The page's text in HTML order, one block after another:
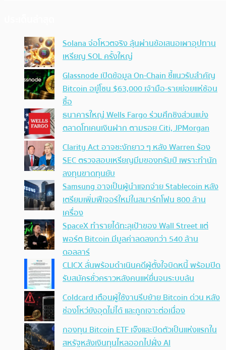
Solana จ่อโหวตจริง ลุ้นผ่านข้อเสนอเผาอุปทาน
เหรียญ SOL ครั้งใหญ่
Glassnode เปิดข้อมูล On-Chain ชี้แนวรับสำคัญ
Bitcoin อยู่โซน $63,000 เจ้ามือ-รายย่อยแห่ช้อน
ซื้อ
ธนาคารใหญ่ Wells Fargo ร่วมศึกชิงส่วนแบ่ง
ตลาดโทเคนเงินฝาก ตามรอย Citi, JPMorgan
Clarity Act อาจชะงักยาว ๆ หลัง Warren ร้อง
SEC ตรวจสอบเหรียญมีมของทรัมป์ เพราะทำนัก
ลงทุนขาดทุนยับ
Samsung อาจเป็นผู้นำแจกจ่าย Stablecoin หลัง
เตรียมเพิ่มฟีเจอร์ใหม่ในสมาร์ทโฟน 800 ล้าน
เครื่อง
SpaceX ทำรายได้ทะลุเป้าของ Wall Street แต่
พอร์ต Bitcoin มีมูลค่าลดลงกว่า 540 ล้าน
ดอลลาร์
CLICX ลั่นพร้อมดำเนินคดีผู้ตั้งใจบิดหนี้ พร้อมปิด
รับสมัครชั่วคราวหลังคนแห่ยื่นจนระบบล้น
Coldcard เตือนผู้ใช้งานรีบย้าย Bitcoin ด่วน หลัง
ช่องโหว่ยังอุดไม่ได้ และถูกเจาะต่อเนื่อง
กองทุน Bitcoin ETF เจ๊งและปิดตัวเป็นแห่งแรกใน
สหรัฐหลังเงินทุนไหลออกไปฝั่ง AI